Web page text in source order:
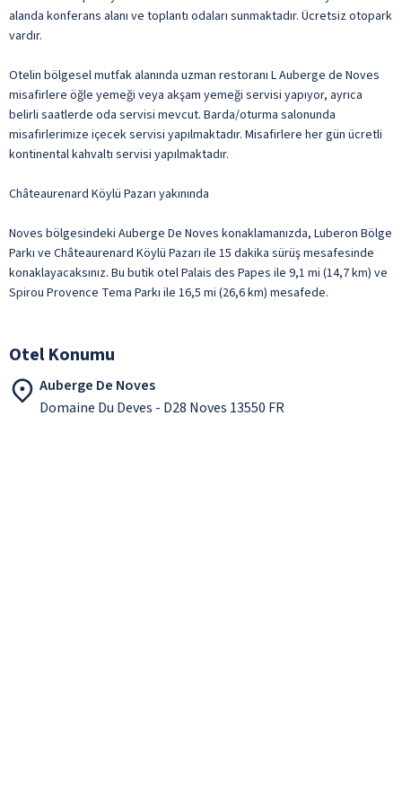
alanda konferans alanı ve toplantı odaları sunmaktadır. Ücretsiz otopark
vardır.
Otelin bölgesel mutfak alanında uzman restoranı L Auberge de Noves
misafirlere öğle yemeği veya akşam yemeği servisi yapıyor, ayrıca
belirli saatlerde oda servisi mevcut. Barda/oturma salonunda
misafirlerimize içecek servisi yapılmaktadır. Misafirlere her gün ücretli
kontinental kahvaltı servisi yapılmaktadır.
Châteaurenard Köylü Pazarı yakınında
Noves bölgesindeki Auberge De Noves konaklamanızda, Luberon Bölge
Parkı ve Châteaurenard Köylü Pazarı ile 15 dakika sürüş mesafesinde
konaklayacaksınız. Bu butik otel Palais des Papes ile 9,1 mi (14,7 km) ve
Spirou Provence Tema Parkı ile 16,5 mi (26,6 km) mesafede.
Otel Konumu
Auberge De Noves
Domaine Du Deves - D28 Noves 13550 FR